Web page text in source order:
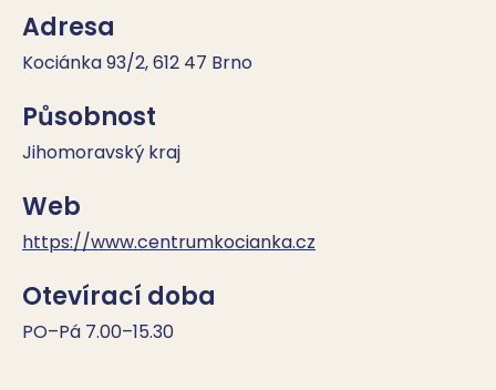
Adresa
Kociánka 93/2, 612 47 Brno
Působnost
Jihomoravský kraj
Web
https://www.centrumkocianka.cz
Otevírací doba
PO–Pá 7.00–15.30